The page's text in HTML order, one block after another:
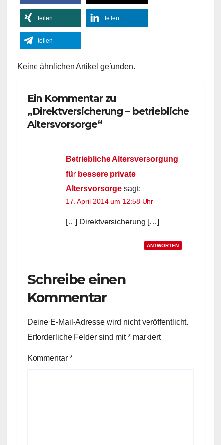
teilen teilen
teilen
Keine ähnlichen Artikel gefunden.
Ein Kommentar zu
„Direktversicherung – betriebliche
Altersvorsorge“
Betriebliche Altersversorgung
für bessere private
Altersvorsorge sagt:
17. April 2014 um 12:58 Uhr
[…] Direktversicherung […]
ANTWORTEN
Schreibe einen
Kommentar
Deine E-Mail-Adresse wird nicht veröffentlicht.
Erforderliche Felder sind mit* markiert
Kommentar *